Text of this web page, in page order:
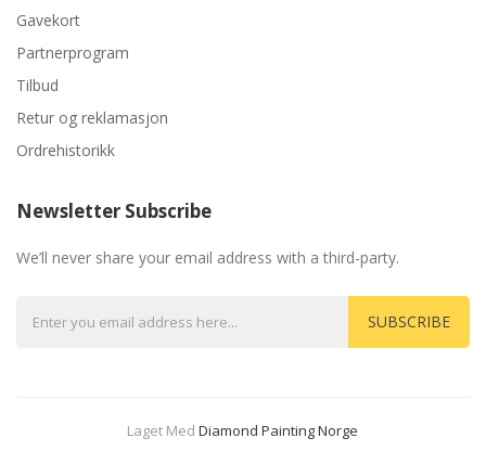
Gavekort
Partnerprogram
Tilbud
Retur og reklamasjon
Ordrehistorikk
Newsletter Subscribe
We’ll never share your email address with a third-party.
SUBSCRIBE
Laget Med Diamond Painting Norge